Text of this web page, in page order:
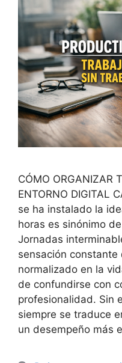
CÓMO ORGANIZAR
ENTORNO DIGITAL
se ha instalado la
horas es sinónimo
Jornadas
sensación
normalizado en la
de confundirse con
profesionalidad. Sin
siempre se traduce
un desempeño más